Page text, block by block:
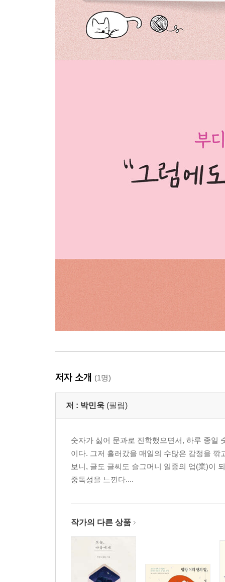
저자 소개 (1명)
저 : 박민욱 (필림)
숫자가 싫어 문과로 진학했으면서, 하루 종일
이다. 그저 흘러갔을 매일의 수많은 감정을
보니, 글도 글씨도 슬그머니 일종의 업(業)이
중독성을 느낀다....
작가의 다른 상품